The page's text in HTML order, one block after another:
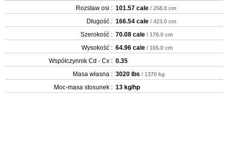
Rozstaw osi : 101.57 cale / 258.0 cm
Długość : 166.54 cale / 423.0 cm
Szerokość : 70.08 cale / 178.0 cm
Wysokość : 64.96 cale / 165.0 cm
Współczynnik Cd - Cx : 0.35
Masa własna : 3020 lbs / 1370 kg
Moc-masa stosunek : 13 kg/hp